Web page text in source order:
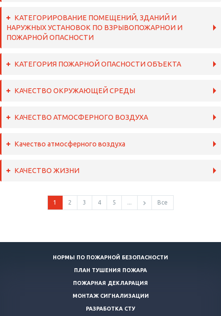
КАТЕГОРИРОВАНИЕ ПОМЕЩЕНИЙ, ЗДАНИЙ И
НАРУЖНЫХ УСТАНОВОК ПО ВЗРЫВОПОЖАРНОИ И
ПОЖАРНОЙ ОПАСНОСТИ
КАТЕГОРИЯ ПОЖАРНОЙ ОПАСНОСТИ ОБЪЕКТА
КАЧЕСТВО ОКРУЖАЮЩЕЙ СРЕДЫ
КАЧЕСТВО АТМОСФЕРНОГО ВОЗДУХА
Качество атмосферного воздуха
КАЧЕСТВО ЖИЗНИ
1 2 3 4 5 ... Все
НОРМЫ ПО ПОЖАРНОЙ БЕЗОПАСНОСТИ
ПЛАН ТУШЕНИЯ ПОЖАРА
ПОЖАРНАЯ ДЕКЛАРАЦИЯ
МОНТАЖ СИГНАЛИЗАЦИИ
РАЗРАБОТКА СТУ